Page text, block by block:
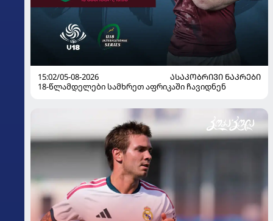
15:02/05-08-2026
ᲐᲡᲐᲙᲝᲑᲠᲘᲕᲘ ᲜᲐᲙᲠᲔᲑᲘ
18-წლამდელები სამხრეთ აფრიკაში ჩავიდნენ